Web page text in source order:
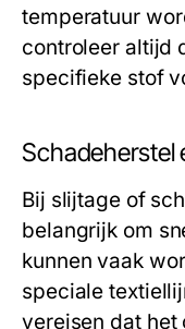
temperatuur
controleer altijd
specifieke stof
Schadeherstel
Bij slijtage of
belangrijk om
kunnen vaak
speciale
vereisen dat